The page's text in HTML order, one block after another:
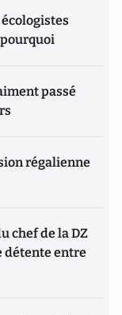
passé
régalienne
chef de la DZ
détente entre